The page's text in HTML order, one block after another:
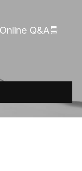
Online Q&A를